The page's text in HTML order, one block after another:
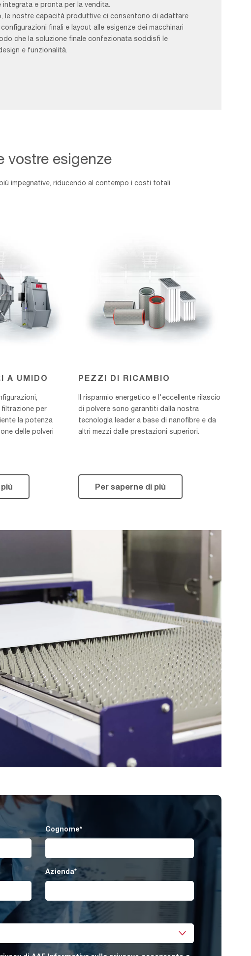
integrata e pronta per la vendita.
le nostre capacità produttive ci consentono di adattare
finali e layout alle esigenze dei macchinari
che la soluzione finale confezionata soddisfi le
e funzionalità.
vostre esigenze
impegnative, riducendo al contempo i costi totali
A UMIDO
filtrazione per
la potenza
delle polveri
PEZZI DI RICAMBIO
Il risparmio energetico e l'eccellente rilascio
di polvere sono garantiti dalla nostra
tecnologia leader a base di nanofibre e da
altri mezzi dalle prestazioni superiori.
Per saperne di più
Cognome*
Azienda*